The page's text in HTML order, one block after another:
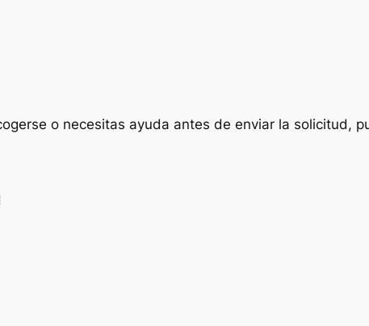
o necesitas ayuda antes de enviar la solicitud,